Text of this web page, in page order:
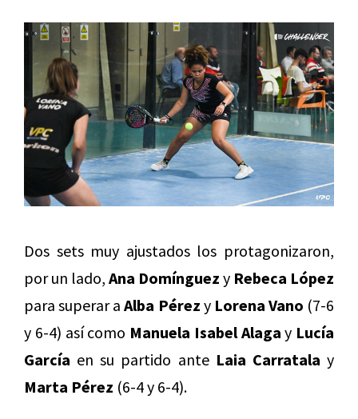
Dos sets muy ajustados los protagonizaron,
por un lado, Ana Domínguez y Rebeca López
para superar aAlba Pérez y Lorena Vano (7-6
y 6-4) así como Manuela Isabel Alaga y Lucía
García en su partido ante Laia Carratala y
Marta Pérez (6-4 y 6-4).